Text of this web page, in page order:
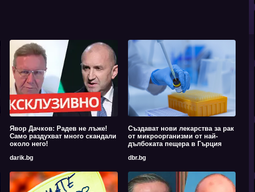
Явор Дачков: Радев не лъже!
Само раздухват много скандали
около него!
darik.bg
Създават нови лекарства за рак
от микроорганизми от най-
дълбоката пещера в Гърция
dbr.bg